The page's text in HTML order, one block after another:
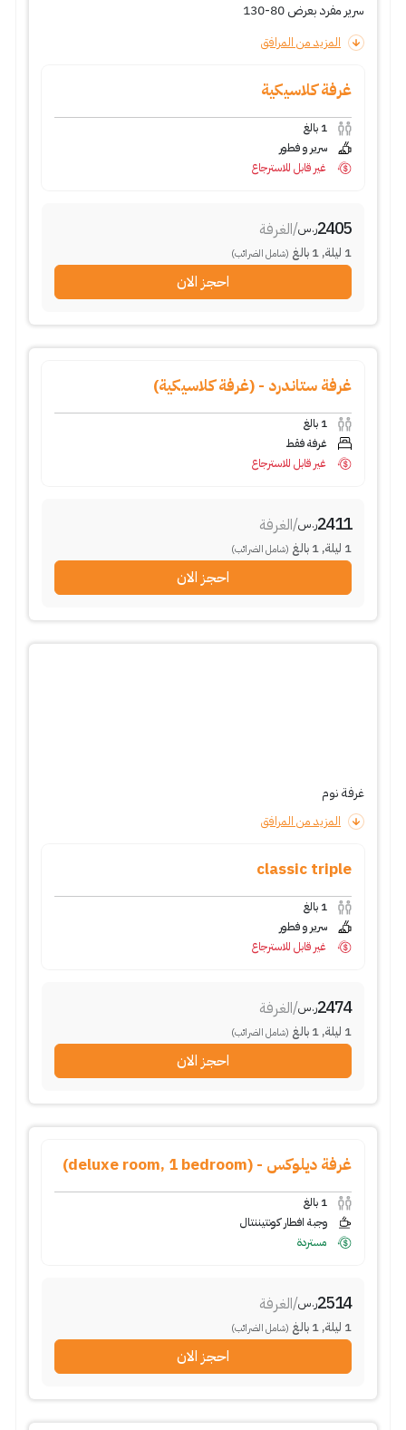
سرير مفرد بعرض 80-130
المزيد من المرافق
غرفة كلاسيكية
1 بالغ
سرير و فطور
غير قابل للاسترجاع
2405ر.س/الغرفة
1 ليلة,
1 بالغ (شامل الضرائب)
احجز الان
غرفة ستاندرد - (غرفة كلاسيكية)
1 بالغ
غرفة فقط
غير قابل للاسترجاع
2411ر.س/الغرفة
1 ليلة,
1 بالغ (شامل الضرائب)
احجز الان
غرفة نوم
المزيد من المرافق
classic triple
1 بالغ
سرير و فطور
غير قابل للاسترجاع
2474ر.س/الغرفة
1 ليلة,
1 بالغ (شامل الضرائب)
احجز الان
غرفة ديلوكس - (deluxe room, 1 bedroom)
1 بالغ
وجبة افطار كونتيننتال
مستردة
2514ر.س/الغرفة
1 ليلة,
1 بالغ (شامل الضرائب)
احجز الان